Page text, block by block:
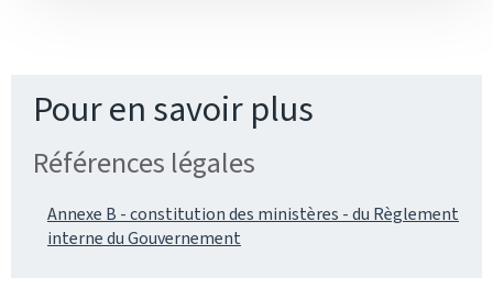
Pour en savoir plus
Références légales
Annexe B - constitution des ministères - du Règlement
interne du Gouvernement